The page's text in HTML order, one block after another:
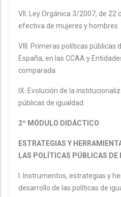
VII. Ley Orgánica 3/2007, de 22
efectiva de mujeres y hombres
VIII. Primeras políticas públicas
España, en las CCAA y
comparada.
IX. Evolución de la
públicas de igualdad.
2º MÓDULO DIDÁCTICO
ESTRATEGIAS Y
LAS POLÍTICAS PÚBLICAS DE
I. Instrumentos, estrategias y
desarrollo de las políticas de